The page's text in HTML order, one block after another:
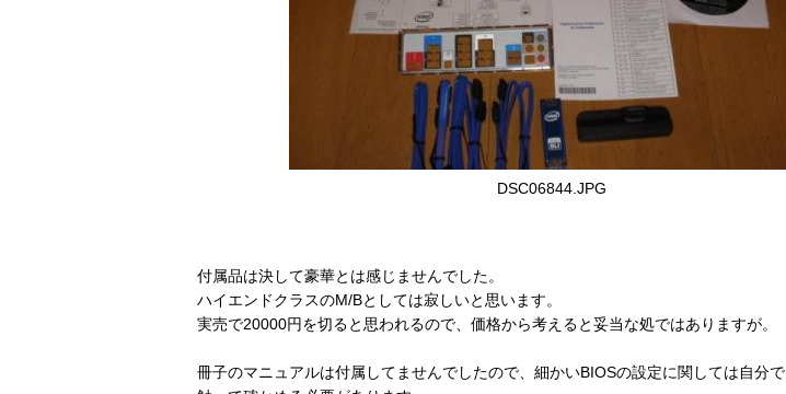
DSC06844.JPG
付属品は決して豪華とは感じませんでした。
ハイエンドクラスのM/Bとしては寂しいと思います。
実売で20000円を切ると思われるので、価格から考えると妥当な処ではありますが。
冊子のマニュアルは付属してませんでしたので、細かいBIOSの設定に関しては自分で